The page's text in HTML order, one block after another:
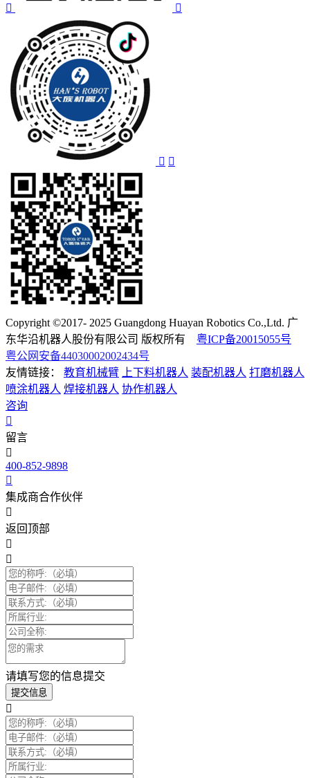
Copyright ©2017- 2025 Guangdong Huayan Robotics Co.,Ltd. 广
东华沿机器人股份有限公司 版权所有 粤ICP备20015055号
粤公网安备44030002002434号
友情链接：
教育机械臂 上下料机器人 装配机器人 打磨机器人
喷涂机器人 焊接机器人 协作机器人
咨询
留言
400-852-9898
集成商合作伙伴
返回顶部
请填写您的信息提交
提交信息